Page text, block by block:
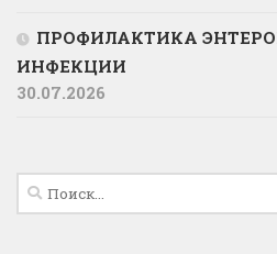
ПРОФИЛАКТИКА
ИНФЕКЦИИ
30.07.2026
Найти: